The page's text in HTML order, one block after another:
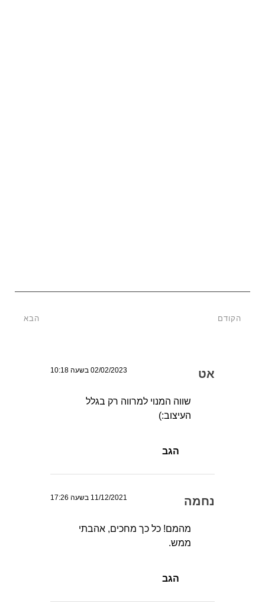
הקודם
הבא
אט 02/02/2023 בשעה 10:18
שווה המנוי למרווה רק בגלל
העיצוב:)
הגב
נחמה 11/12/2021 בשעה 17:26
מהמם! כל כך מחכים, אהבתי
ממש.
הגב